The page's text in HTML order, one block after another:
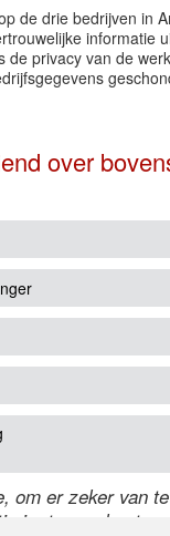
de drie bedrijven in
informatie
de privacy van de
over
om er zeker van
is, typ